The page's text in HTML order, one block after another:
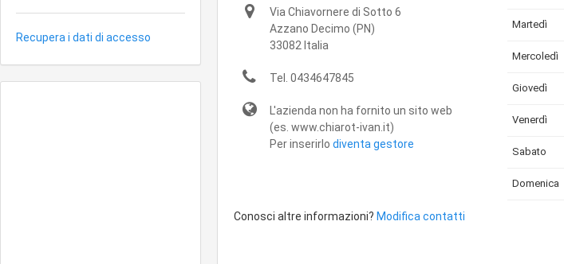
Recupera i dati di accesso
Via Chiavornere di Sotto 6
Azzano Decimo (PN)
33082 Italia
Tel. 0434647845
L'azienda non ha fornito un sito web
(es. www.chiarot-ivan.it)
Per inserirlo diventa gestore
Martedì
Mercoledì
Giovedì
Venerdì
Sabato
Domenica
Conosci altre informazioni? Modifica contatti